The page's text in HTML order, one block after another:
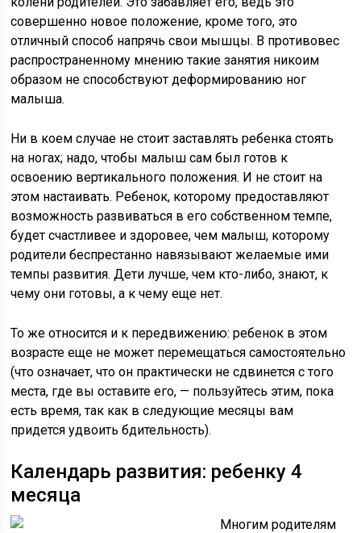
совершенно новое положение, кроме того, это
отличный способ напрячь свои мышцы. В противовес
распространенному мнению такие занятия никоим
образом не способствуют деформированию ног
малыша.
Ни в коем случае не стоит заставлять ребенка стоять
на ногах; надо, чтобы малыш сам был готов к
освоению вертикального положения. И не стоит на
этом настаивать. Ребенок, которому предоставляют
возможность развиваться в его собственном темпе,
будет счастливее и здоровее, чем малыш, которому
родители беспрестанно навязывают желаемые ими
темпы развития. Дети лучше, чем кто-либо, знают, к
чему они готовы, а к чему еще нет.
То же относится и к передвижению: ребенок в этом
возрасте еще не может перемещаться самостоятельно
(что означает, что он практически не сдвинется с того
места, где вы оставите его, — пользуйтесь этим, пока
есть время, так как в следующие месяцы вам
придется удвоить бдительность).
Календарь развития: ребенку 4
месяца
Многим родителям